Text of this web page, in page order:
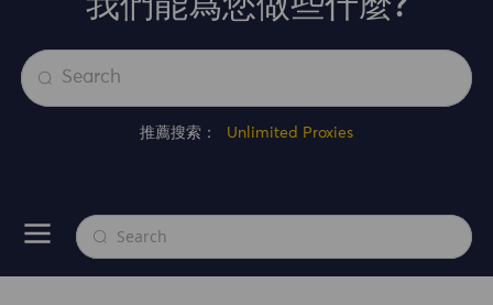
我們能爲您做些什麼?
推薦搜索： Unlimited Proxies